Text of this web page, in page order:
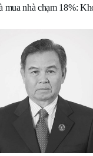
mua nhà chạm 18%: